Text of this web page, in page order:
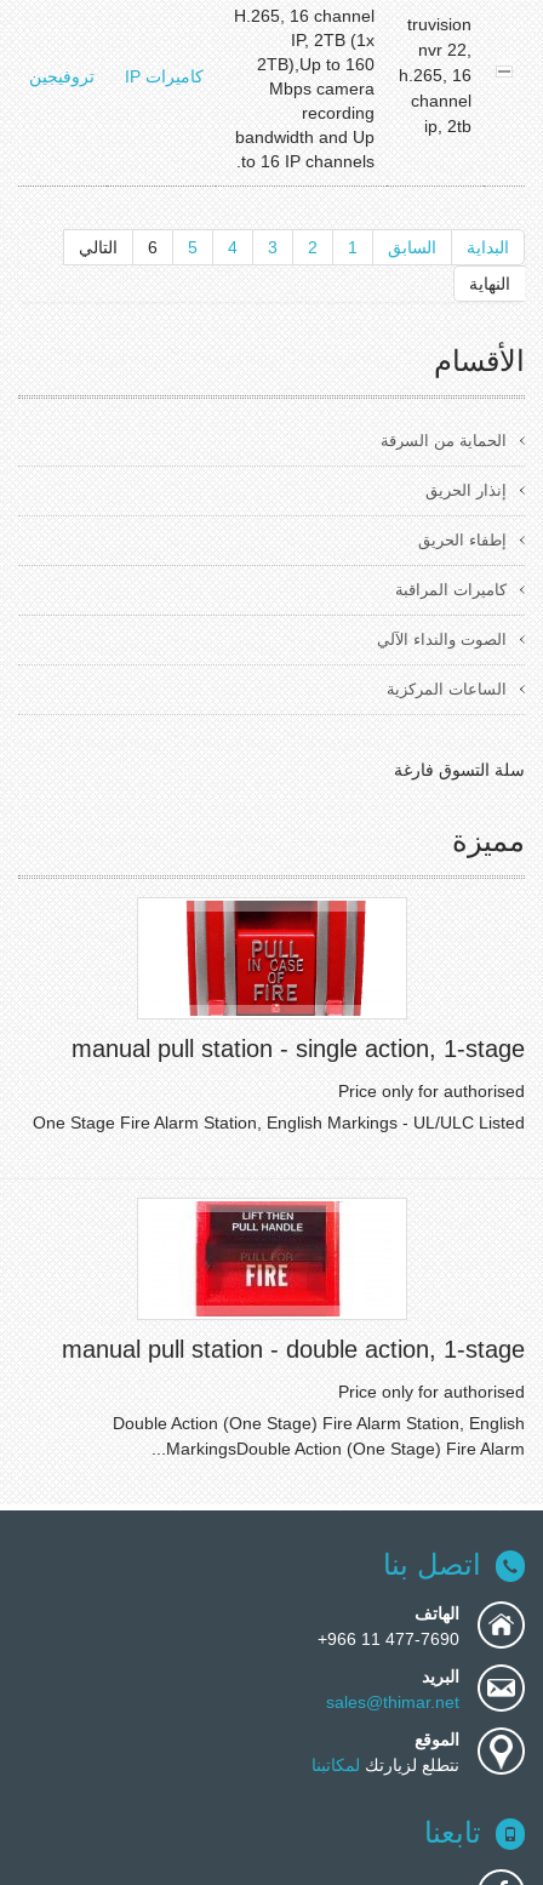
truvision
nvr 22,
h.265, 16
channel
ip, 2tb
H.265, 16 channel
IP, 2TB (1x
2TB),Up to 160
Mbps camera
recording
bandwidth and Up
to 16 IP channels.
كاميرات IP تروفيجين
البداية السابق 1
2
3
4
5
6
التالي
النهاية
الأقسام
الحماية من السرقة
إنذار الحريق
إطفاء الحريق
كاميرات المراقبة
الصوت والنداء الآلي
الساعات المركزية
سلة التسوق فارغة
مميزة
manual pull station - single action, 1-stage
Price only for authorised
One Stage Fire Alarm Station, English Markings - UL/ULC Listed
manual pull station - double action, 1-stage
Price only for authorised
Double Action (One Stage) Fire Alarm Station, English
MarkingsDouble Action (One Stage) Fire Alarm...
اتصل بنا
الهاتف
477-7690 11 966+
البريد
sales@thimar.net
الموقع
نتطلع لزيارتك لمكاتبنا
تابعنا